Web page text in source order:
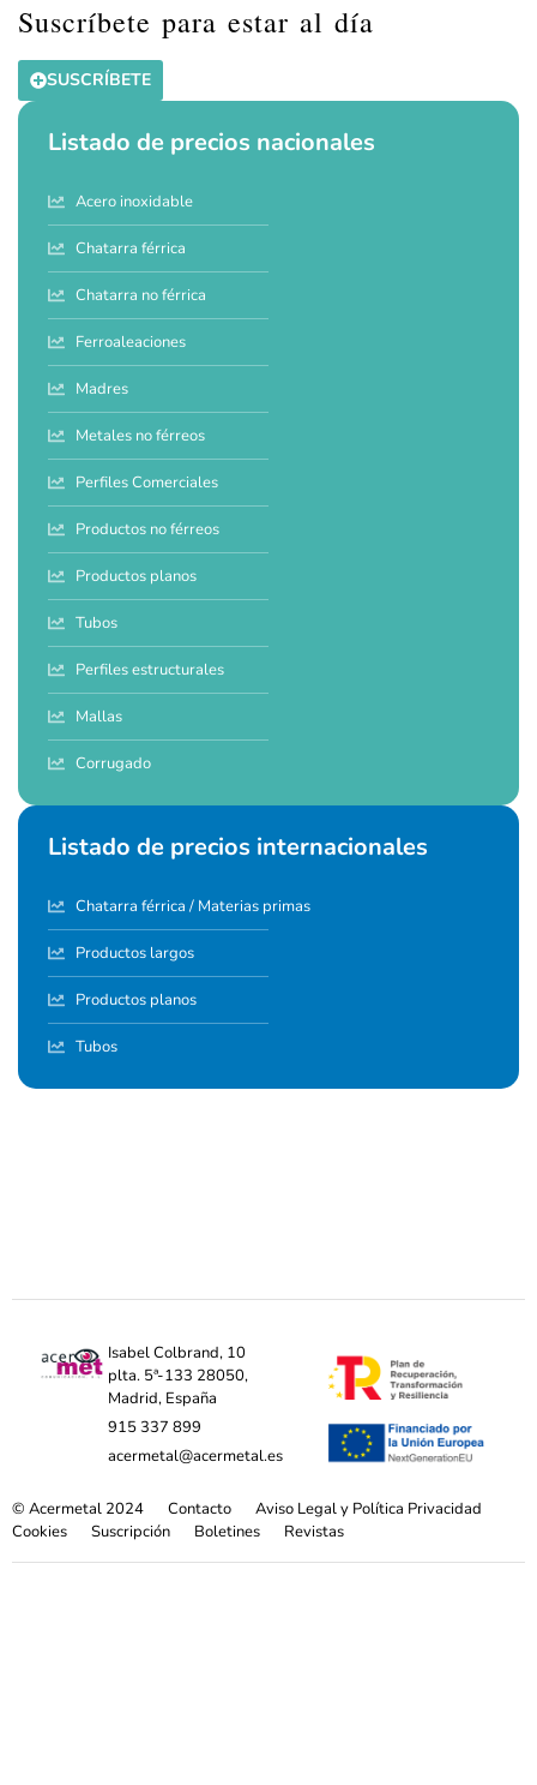
Suscríbete para estar al día
SUSCRÍBETE
Listado de precios nacionales
Acero inoxidable
Chatarra férrica
Chatarra no férrica
Ferroaleaciones
Madres
Metales no férreos
Perfiles Comerciales
Productos no férreos
Productos planos
Tubos
Perfiles estructurales
Mallas
Corrugado
Listado de precios internacionales
Chatarra férrica / Materias primas
Productos largos
Productos planos
Tubos
Isabel Colbrand, 10
plta. 5ª-133 28050,
Madrid, España
915 337 899
acermetal@acermetal.es
© Acermetal 2024 Contacto
Aviso Legal y Política Privacidad
Cookies
Suscripción Boletines Revistas